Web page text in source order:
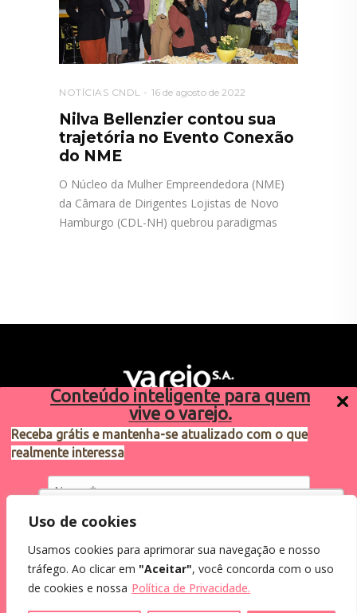
Conteúdo inteligente para quem
vive o varejo.
Receba grátis e mantenha-se atualizado com o que
realmente interessa
Eu concordo em receber comunicações.
Ao informar meus dados, eu concordo com a
Utilizamos cookies para oferecer melhor
como você interage em nosso site e
personalizar conteúdo.
Uso de cookies
Usamos cookies para aprimorar sua navegação e nosso
tráfego. Ao clicar em "Aceitar", você concorda com o uso
de cookies e nossa Política de Privacidade.
NOTÍCIAS CNDL 16 de agosto de 2022
Nilva Bellenzier contou sua
trajetória no Evento Conexão
do NME
O Núcleo da Mulher Empreendedora (NME)
da Câmara de Dirigentes Lojistas de Novo
Hamburgo (CDL-NH) quebrou paradigmas
Sugestões de pauta
varejosa@cndl.org.br
2024®. Todos os direitos reservados.